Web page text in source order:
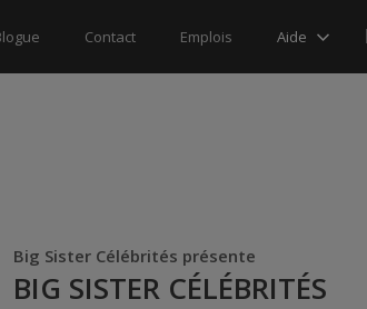
Contact Emplois Aide
Big Sister Célébrités présente
BIG SISTER CÉLÉBRITÉS